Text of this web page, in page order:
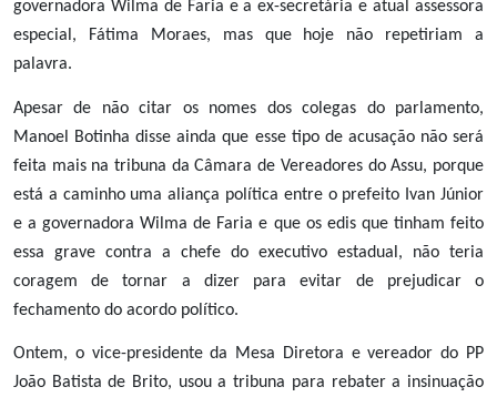
governadora Wilma de Faria e a ex-secretária e atual assessora
especial, Fátima Moraes, mas que hoje não repetiriam a
palavra.
Apesar de não citar os nomes dos colegas do parlamento,
Manoel Botinha disse ainda que esse tipo de acusação não será
feita mais na tribuna da Câmara de Vereadores do Assu, porque
está a caminho uma aliança política entre o prefeito Ivan Júnior
e a governadora Wilma de Faria e que os edis que tinham feito
essa grave contra a chefe do executivo estadual, não teria
coragem de tornar a dizer para evitar de prejudicar o
fechamento do acordo político.
Ontem, o vice-presidente da Mesa Diretora e vereador do PP
João Batista de Brito, usou a tribuna para rebater a insinuação